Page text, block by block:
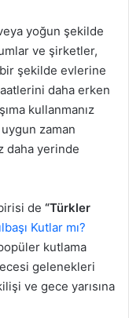
yoğun şekilde
ve şirketler,
bir şekilde evlerine
daha erken
kullanmanız
zaman
daha yerinde
de “Türkler
Kutlar mı?
kutlama
gelenekleri
ve gece yarısına